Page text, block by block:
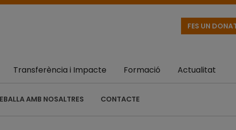
FES UN
AMB NOSALTRES CONTACTE
Transferència i Impacte Formació Actualitat